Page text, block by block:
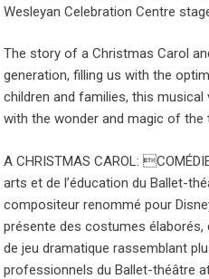
Wesleyan Celebration Centre
The story of a Christmas Carol
generation, filling us with the
children and families, this
with the wonder and magic of the
A CHRISTMAS CAROL:
arts et de l’éducation du Ballet-
compositeur renommé pour
présente des costumes
de jeu dramatique rassemblant
professionnels du Ballet-théâtre